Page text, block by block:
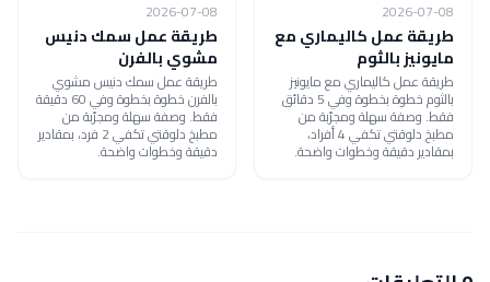
2026-07-08
طريقة عمل كاليماري مع
مايونيز بالثوم
طريقة عمل كاليماري مع مايونيز
بالثوم خطوة بخطوة وفي 5 دقائق
فقط. وصفة سهلة ومجرّبة من
مطبخ دلوقتي تكفي 4 أفراد،
بمقادير دقيقة وخطوات واضحة.
2026-07-08
طريقة عمل سمك دنيس
مشوي بالفرن
طريقة عمل سمك دنيس مشوي
بالفرن خطوة بخطوة وفي 60 دقيقة
فقط. وصفة سهلة ومجرّبة من
مطبخ دلوقتي تكفي 2 فرد، بمقادير
دقيقة وخطوات واضحة.